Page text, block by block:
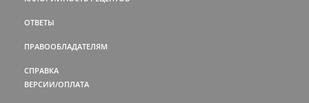
ОТВЕТЫ
ПРАВООБЛАДАТЕЛЯМ
СПРАВКА
ВЕРСИИ/ОПЛАТА